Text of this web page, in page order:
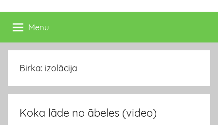
Atis
Lejiņš
13.
Saeimas
deputāts
Menu
Birka: izolācija
Koka lāde no ābeles (video)